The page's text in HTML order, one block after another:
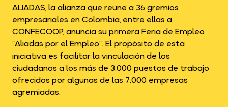
ALIADAS, la alianza que reúne a 36 gremios
empresariales en Colombia, entre ellas a
CONFECOOP, anuncia su primera Feria de Empleo
“Aliadas por el Empleo”. El propósito de esta
iniciativa es facilitar la vinculación de los
ciudadanos a los más de 3.000 puestos de trabajo
ofrecidos por algunas de las 7.000 empresas
agremiadas.